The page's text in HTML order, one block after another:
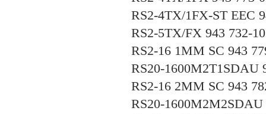
RS2-4TX/1FX-ST EEC
RS2-5TX/FX 943 732-
RS2-16 1MM SC 943
RS20-1600M2T1SDAU
RS2-16 2MM SC 943
RS20-1600M2M2SDAU